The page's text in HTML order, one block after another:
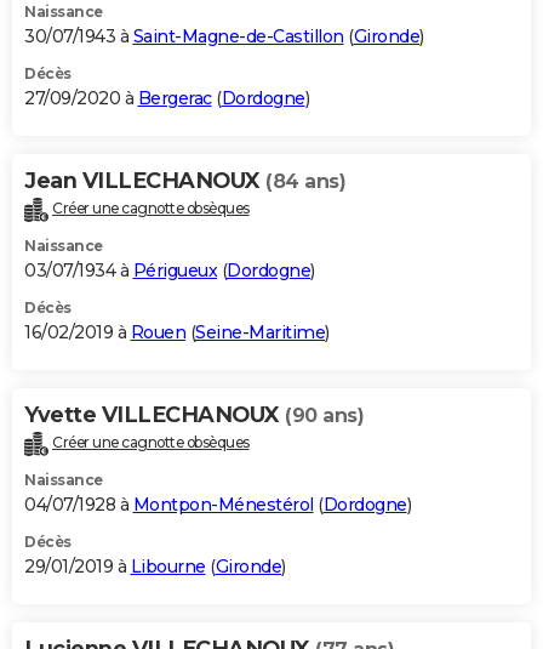
Naissance
30/07/1943 à Saint-Magne-de-Castillon (Gironde)
Décès
27/09/2020 à Bergerac(Dordogne)
Jean VILLECHANOUX (84 ans)
Créer une cagnotte obsèques
Naissance
03/07/1934 à Périgueux(Dordogne)
Décès
16/02/2019 à Rouen (Seine-Maritime)
Yvette VILLECHANOUX (90 ans)
Créer une cagnotte obsèques
Naissance
04/07/1928 à Montpon-Ménestérol (Dordogne)
Décès
29/01/2019 à Libourne (Gironde)